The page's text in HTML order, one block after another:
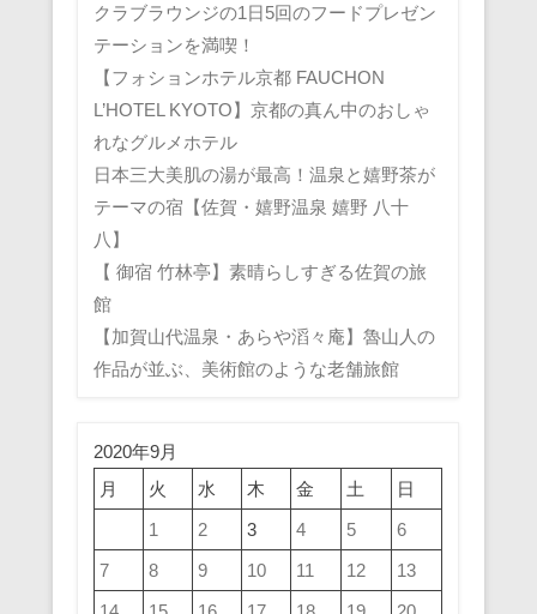
クラブラウンジの1日5回のフードプレゼン
テーションを満喫！
【フォションホテル京都 FAUCHON
L’HOTEL KYOTO】京都の真ん中のおしゃ
れなグルメホテル
日本三大美肌の湯が最高！温泉と嬉野茶が
テーマの宿【佐賀・嬉野温泉 嬉野 八十
八】
【 御宿 竹林亭】素晴らしすぎる佐賀の旅
館
【加賀山代温泉・あらや滔々庵】魯山人の
作品が並ぶ、美術館のような老舗旅館
2020年9月
月
火 水 木 金 土
日
1
2 3 4 5
6
7
8 9 10 11 12
13